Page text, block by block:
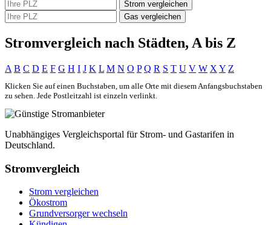
Strom vergleichen
Gas vergleichen
Stromvergleich nach Städten, A bis Z
A B C D E F G H I J K L M N O P Q R S T U V W X Y Z
Klicken Sie auf einen Buchstaben, um alle Orte mit diesem Anfangsbuchstaben
zu sehen. Jede Postleitzahl ist einzeln verlinkt.
Unabhängiges Vergleichsportal für Strom- und Gastarifen in
Deutschland.
Stromvergleich
Strom vergleichen
Ökostrom
Grundversorger wechseln